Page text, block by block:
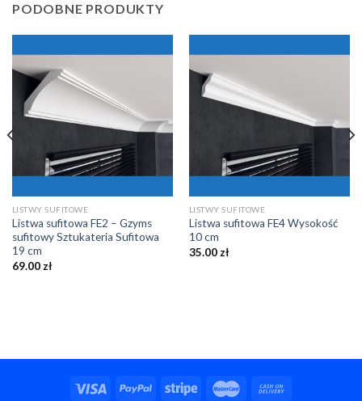
PODOBNE PRODUKTY
LISTWY SUFITOWE
Listwa sufitowa FE2 – Gzyms
sufitowy Sztukateria Sufitowa
19 cm
69.00 zł
LISTWY SUFITOWE
Listwa sufitowa FE4 Wysokość
10 cm
35.00 zł